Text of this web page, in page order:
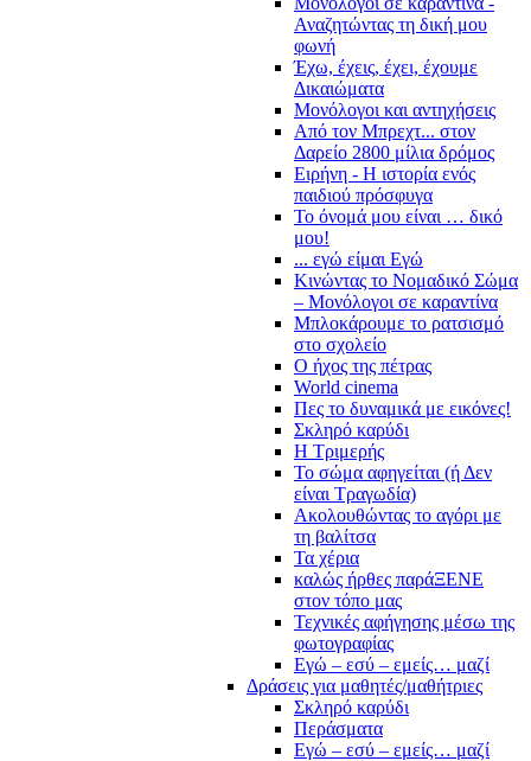
Αναζητώντας τη δική μου
φωνή
Έχω, έχεις, έχει, έχουμε
Δικαιώματα
Μονόλογοι και αντηχήσεις
Από τον Μπρεχτ... στον
Δαρείο 2800 μίλια δρόμος
Ειρήνη - Η ιστορία ενός
παιδιού πρόσφυγα
Το όνομά μου είναι … δικό
μου!
... εγώ είμαι Εγώ
Κινώντας το Νομαδικό Σώμα
– Μονόλογοι σε καραντίνα
Μπλοκάρουμε το ρατσισμό
στο σχολείο
Ο ήχος της πέτρας
World cinema
Πες το δυναμικά με εικόνες!
Σκληρό καρύδι
Η Τριμερής
Το σώμα αφηγείται (ή Δεν
είναι Τραγωδία)
Ακολουθώντας το αγόρι με
τη βαλίτσα
Τα χέρια
καλώς ήρθες παράΞΕΝΕ
στον τόπο μας
Τεχνικές αφήγησης μέσω της
φωτογραφίας
Εγώ – εσύ – εμείς… μαζί
Δράσεις για μαθητές/μαθήτριες
Σκληρό καρύδι
Περάσματα
Εγώ – εσύ – εμείς… μαζί